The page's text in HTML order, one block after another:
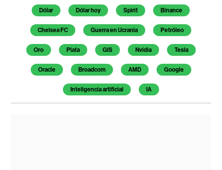
Dólar Dólar hoy Spirit Binance
Chelsea FC Guerra en Ucrania Petróleo
Oro Plata GIS Nvidia Tesla
Oracle Broadcom AMD Google
Inteligencia artificial IA